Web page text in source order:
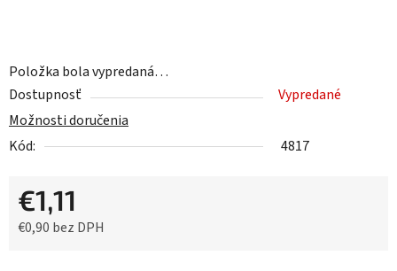
Položka bola vypredaná…
Dostupnosť
Vypredané
Možnosti doručenia
Kód:
4817
€1,11
€0,90 bez DPH